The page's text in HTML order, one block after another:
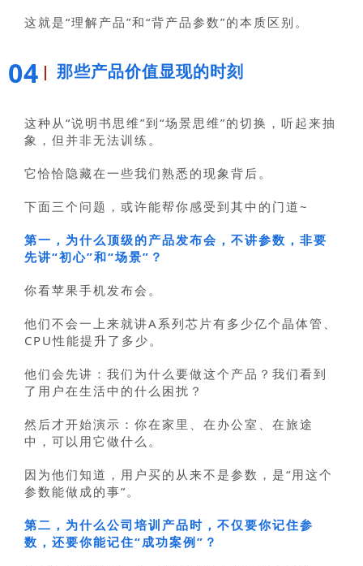
这就是“理解产品”和“背产品参数”的本质区别。
04 那些产品价值显现的时刻
这种从“说明书思维”到“场景思维”的切换，听起来抽
象，但并非无法训练。
它恰恰隐藏在一些我们熟悉的现象背后。
下面三个问题，或许能帮你感受到其中的门道~
第一，为什么顶级的产品发布会，不讲参数，非要
先讲“初心”和“场景”？
你看苹果手机发布会。
他们不会一上来就讲A系列芯片有多少亿个晶体管、
CPU性能提升了多少。
他们会先讲：我们为什么要做这个产品？我们看到
了用户在生活中的什么困扰？
然后才开始演示：你在家里、在办公室、在旅途
中，可以用它做什么。
因为他们知道，用户买的从来不是参数，是“用这个
参数能做成的事”。
第二，为什么公司培训产品时，不仅要你记住参
数，还要你能记住“成功案例”？